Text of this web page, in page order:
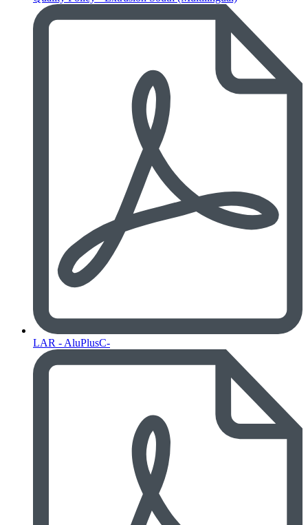
LAR - AluPlusC-